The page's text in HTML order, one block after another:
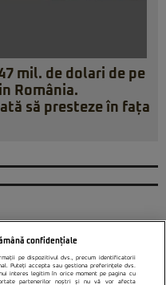
mil. de dolari de pe
România.
să presteze în fața
confidențiale
pe dispozitivul dvs., precum identificatorii
Puteți accepta sau gestiona preferințele dvs.
interes legitim în orice moment pe pagina cu
partenerilor noștri și nu vă vor afecta